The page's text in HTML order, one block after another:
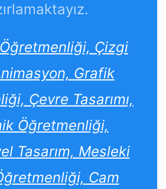
Çizgi
Grafik
Çevre Tasarımı,
Öğretmenliği,
Tasarım, Mesleki
Cam